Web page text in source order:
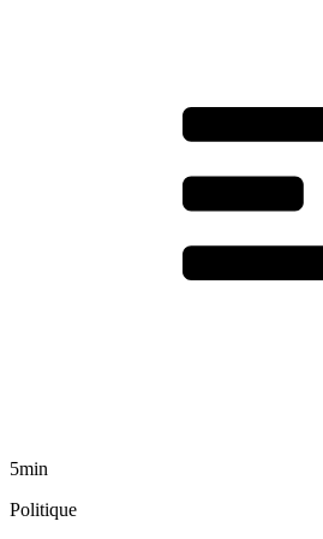
5min
Politique